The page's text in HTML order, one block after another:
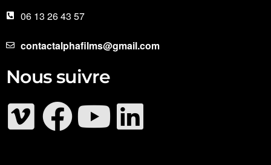
06 13 26 43 57
contactalphafilms@gmail.com
Nous suivre